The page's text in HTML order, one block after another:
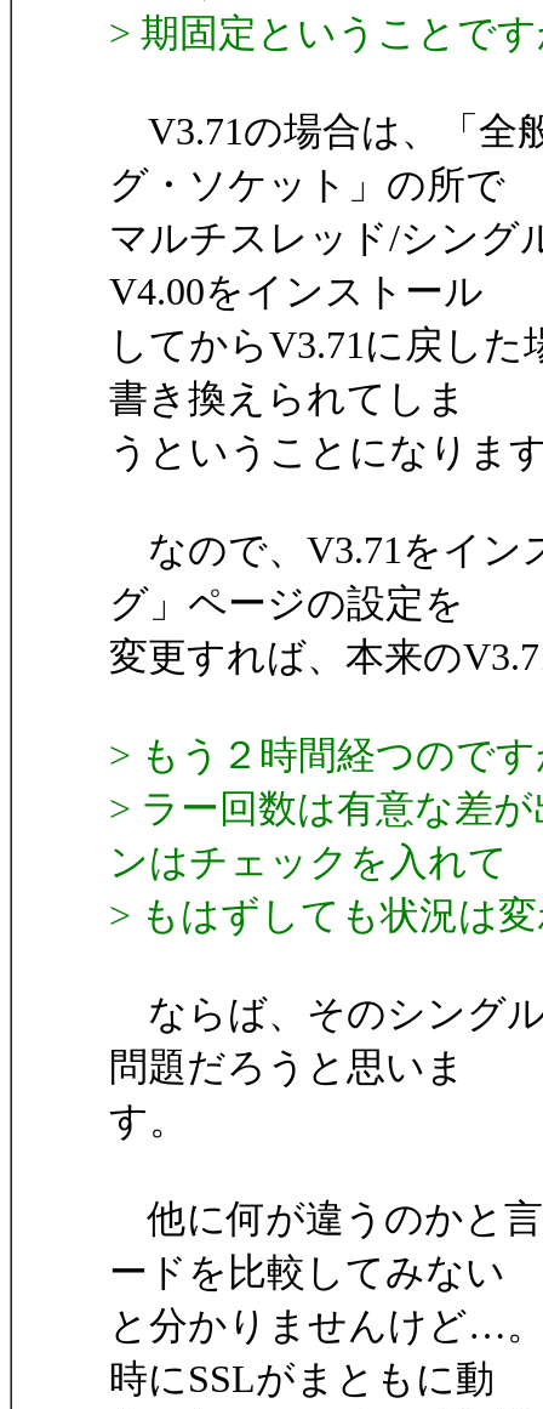
> 期固定ということで
V3.71の場合は、「全
グ・ソケット」の所で
マルチスレッド/シング
V4.00をインストール
してからV3.71に戻し
書き換えられてしま
うということになりま
なので、V3.71をイン
グ」ページの設定を
変更すれば、本来の
> もう２時間経つので
> ラー回数は有意な差
ンはチェックを入れて
> もはずしても状況は
ならば、そのシング
問題だろうと思いま
す。
他に何が違うのかと
ードを比較してみない
と分かりませんけど…
時にSSLがまともに動